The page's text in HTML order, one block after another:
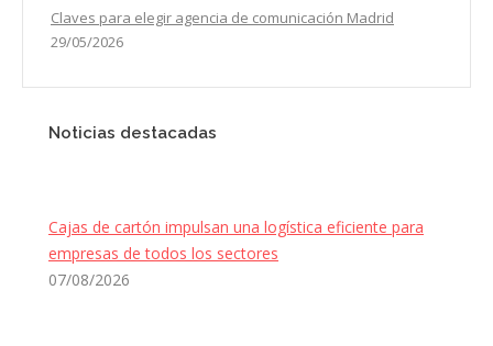
Claves para elegir agencia de comunicación Madrid
29/05/2026
Noticias destacadas
Cajas de cartón impulsan una logística eficiente para
empresas de todos los sectores
07/08/2026